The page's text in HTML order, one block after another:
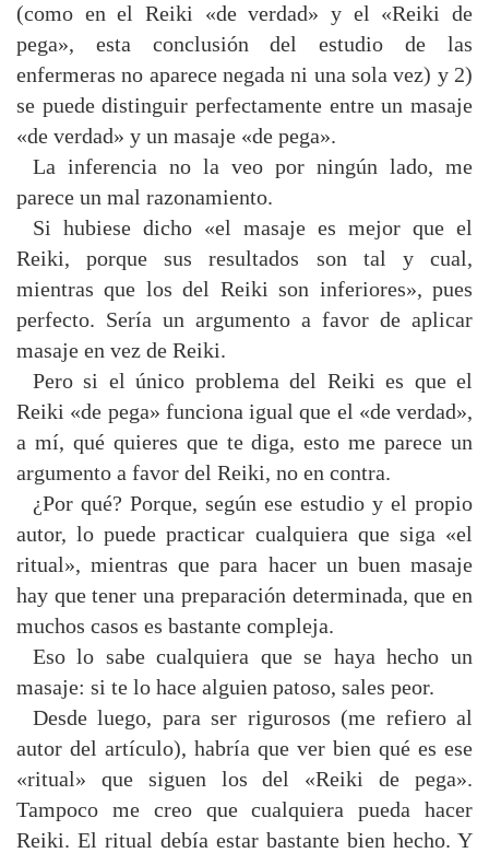
(como en el Reiki «de verdad» y el «Reiki de
pega», esta conclusión del estudio de las
enfermeras no aparece negada ni una sola vez) y 2)
se puede distinguir perfectamente entre un masaje
«de verdad» y un masaje «de pega».
La inferencia no la veo por ningún lado, me
parece un mal razonamiento.
Si hubiese dicho «el masaje es mejor que el
Reiki, porque sus resultados son tal y cual,
mientras que los del Reiki son inferiores», pues
perfecto. Sería un argumento a favor de aplicar
masaje en vez de Reiki.
Pero si el único problema del Reiki es que el
Reiki «de pega» funciona igual que el «de verdad»,
a mí, qué quieres que te diga, esto me parece un
argumento a favor del Reiki, no en contra.
¿Por qué? Porque, según ese estudio y el propio
autor, lo puede practicar cualquiera que siga «el
ritual», mientras que para hacer un buen masaje
hay que tener una preparación determinada, que en
muchos casos es bastante compleja.
Eso lo sabe cualquiera que se haya hecho un
masaje: si te lo hace alguien patoso, sales peor.
Desde luego, para ser rigurosos (me refiero al
autor del artículo), habría que ver bien qué es ese
«ritual» que siguen los del «Reiki de pega».
Tampoco me creo que cualquiera pueda hacer
Reiki. El ritual debía estar bastante bien hecho. Y